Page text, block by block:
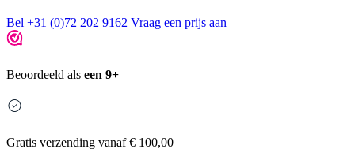
Bel +31 (0)72 202 9162 Vraag een prijs aan
Beoordeeld als een 9+
Gratis verzending vanaf € 100,00